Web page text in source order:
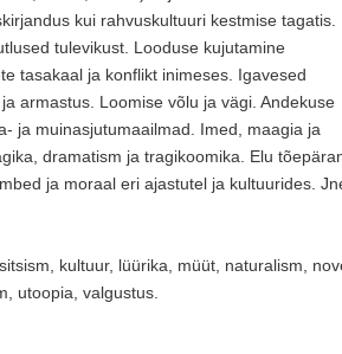
kui rahvuskultuuri kestmise tagatis.
tulevikust. Looduse kujutamine
tasakaal ja konflikt inimeses. Igavesed
armastus. Loomise võlu ja vägi. Andekuse
ja muinasjutumaailmad. Imed, maagia ja
dramatism ja tragikoomika. Elu
ja moraal eri ajastutel ja kultuurides.
kultuur, lüürika, müüt, naturalism,
utoopia, valgustus.